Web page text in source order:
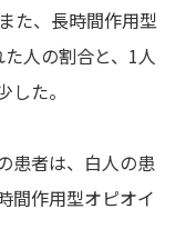
た、長時間作用型
人の割合と、1人
た。
患者は、白人の患
間作用型オピオイ